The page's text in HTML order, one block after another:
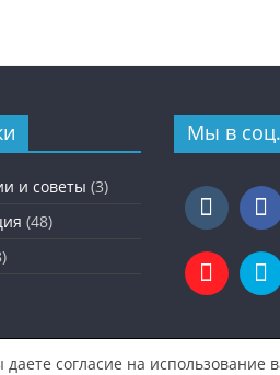
и советы (3)
(48)
Мы в соц.
согласие на использование